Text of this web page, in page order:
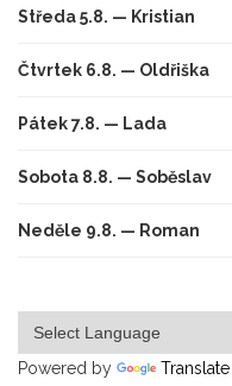
Středa 5.8. — Kristian
Čtvrtek 6.8. — Oldřiška
Pátek 7.8. — Lada
Sobota 8.8. — Soběslav
Neděle 9.8. — Roman
Powered by Translate